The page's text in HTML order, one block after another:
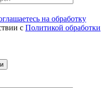
на обработку
с Политикой обработки